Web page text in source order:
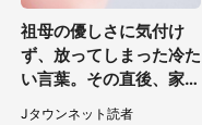
祖母の優しさに気付け
ず、放ってしまった冷た
い言葉。その直後、家の
テーブルの上で見つけた
Jタウンネット読者